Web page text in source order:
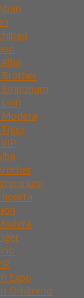
Brother
Modera
Expo
Orbitrend